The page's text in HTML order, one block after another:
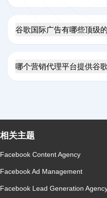
谷歌国际广告有哪些顶级
哪个营销代理平台提供谷
相关主题
Facebook Content Agency
Facebook Ad Management
Facebook Lead Generation